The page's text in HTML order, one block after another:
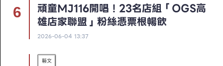
頑童MJ116開唱！23名店組「OGS高
雄店家聯盟」粉絲憑票根暢飲
2026-06-04 13:37
藝文